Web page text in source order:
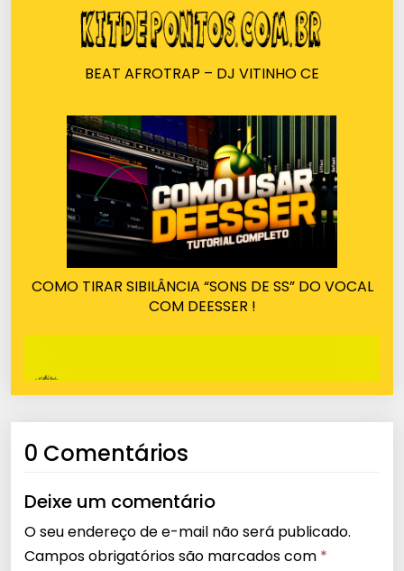
BEAT AFROTRAP – DJ VITINHO CE
COMO TIRAR SIBILÂNCIA “SONS DE SS” DO VOCAL
COM DEESSER !
0 Comentários
Deixe um comentário
O seu endereço de e-mail não será publicado.
Campos obrigatórios são marcados com *